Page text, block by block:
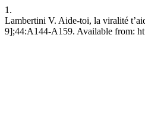
1.
Lambertini V. Aide-toi, la viralité
9];44:A144-A159. Available from: